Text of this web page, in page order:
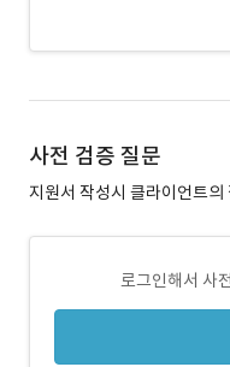
사전 검증 질문
지원서 작성시 클라이언트의
로그인해서 사